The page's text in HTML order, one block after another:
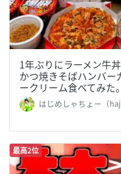
1年ぶりにラーメン牛
かつ焼きそばハンバー
ークリーム食べてみた。
はじめしゃちょー（
最高2位